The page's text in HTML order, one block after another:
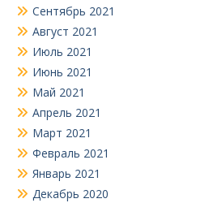
Сентябрь 2021
Август 2021
Июль 2021
Июнь 2021
Май 2021
Апрель 2021
Март 2021
Февраль 2021
Январь 2021
Декабрь 2020